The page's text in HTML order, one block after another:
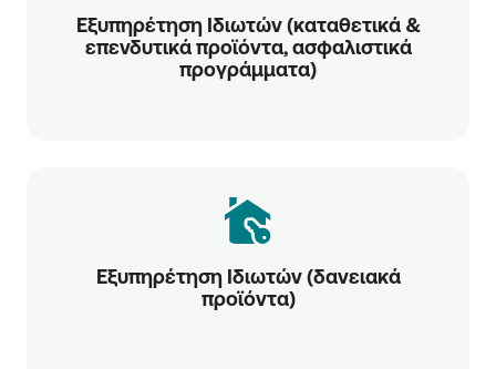
Εξυπηρέτηση Ιδιωτών (καταθετικά &
επενδυτικά προϊόντα, ασφαλιστικά
προγράμματα)
Εξυπηρέτηση Ιδιωτών (δανειακά
προϊόντα)